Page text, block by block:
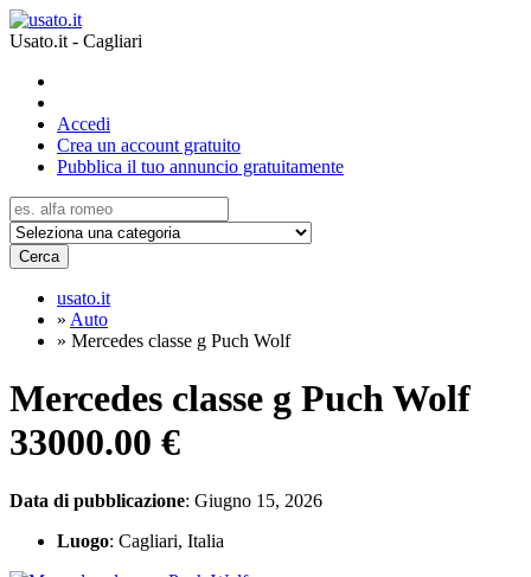
Usato.it - Cagliari
Accedi
Crea un account gratuito
Pubblica il tuo annuncio gratuitamente
Cerca
usato.it
» Auto
» Mercedes classe g Puch Wolf
Mercedes classe g Puch Wolf
33000.00 €
Data di pubblicazione: Giugno 15, 2026
Luogo: Cagliari, Italia